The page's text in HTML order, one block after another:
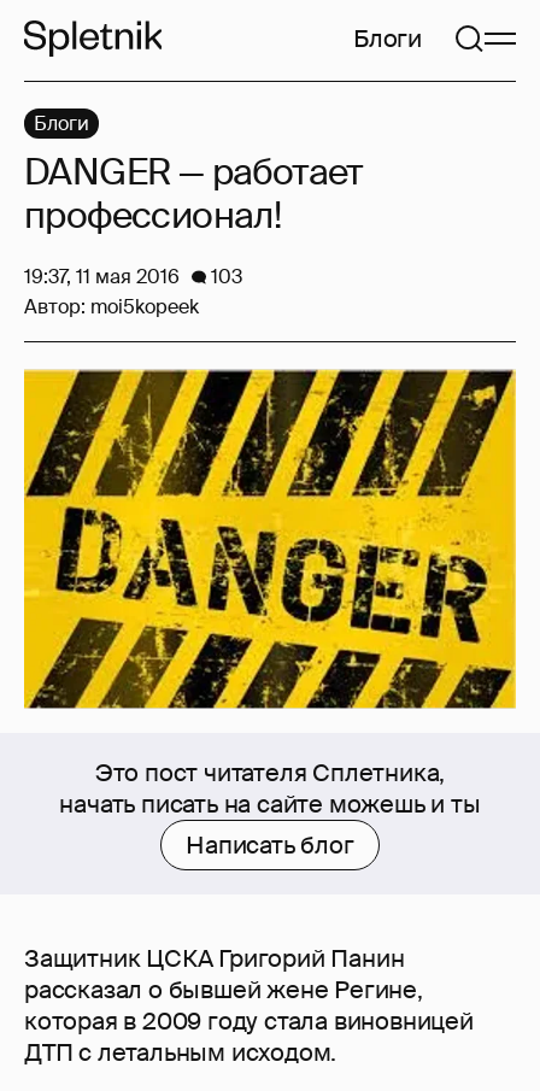
Блоги
Это пост читателя Сплетника,
начать писать на сайте можешь и ты
Написать блог
Защитник ЦСКА Григорий Панин
рассказал о бывшей жене Регине,
которая в 2009 году стала виновницей
ДТП с летальным исходом.
Блоги
DANGER — работает
профессионал!
19:37, 11 мая 2016
103
Автор: moi5kopeek